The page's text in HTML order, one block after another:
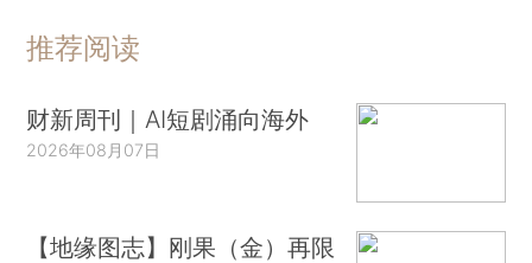
推荐阅读
财新周刊｜AI短剧涌向海外
2026年08月07日
【地缘图志】刚果（金）再限